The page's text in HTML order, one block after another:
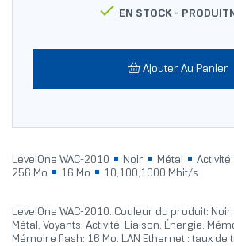
 EN STOCK -
Ajouter Au Panier
LevelOne WAC-2010 Noir Métal Activité
256 Mo
16 Mo 10,100,1000 Mbit/s
LevelOne WAC-2010. Couleur du produit:
Métal, Voyants: Activité, Liaison, Énergie.
Mémoire flash: 16 Mo. LAN Ethernet : taux